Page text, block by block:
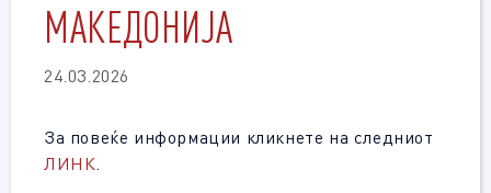
МАКЕДОНИЈА
24.03.2026
За повеќе информации кликнете на следниот
ЛИНК.